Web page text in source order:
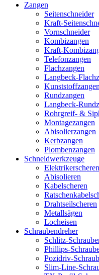
Zangen
Seitenschneider
Kraft-
Vornschneider
Kombizangen
Kraft-
Telefonzangen
Flachzangen
Langbeck-
Kunststoffzangen
Rundzangen
Langbeck-
Rohrgreif- &
Montagezangen
Abisolierzangen
Kerbzangen
Plombenzangen
Schneidwerkzeuge
Elektrikerscheren
Abisolieren
Kabelscheren
Drahtseilscheren
Metallsägen
Locheisen
Schraubendreher
Schlitz-
Phillips-
Pozidriv-
Slim-Line-